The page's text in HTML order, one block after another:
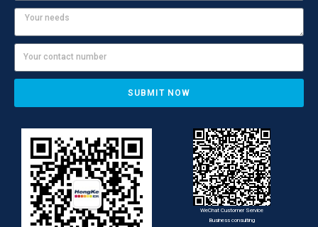
SUBMIT NOW
WeChat Customer Service
Business consulting